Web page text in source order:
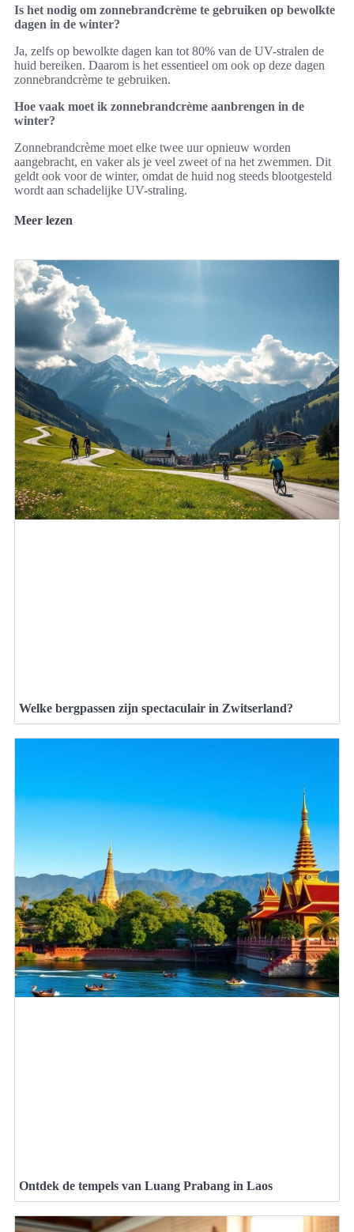
Is het nodig om zonnebrandcrème te gebruiken op bewolkte
dagen in de winter?
Ja, zelfs op bewolkte dagen kan tot 80% van de UV-stralen de
huid bereiken. Daarom is het essentieel om ook op deze dagen
zonnebrandcrème te gebruiken.
Hoe vaak moet ik zonnebrandcrème aanbrengen in de
winter?
Zonnebrandcrème moet elke twee uur opnieuw worden
aangebracht, en vaker als je veel zweet of na het zwemmen. Dit
geldt ook voor de winter, omdat de huid nog steeds blootgesteld
wordt aan schadelijke UV-straling.
Meer lezen
Welke bergpassen zijn spectaculair in Zwitserland?
Ontdek de tempels van Luang Prabang in Laos